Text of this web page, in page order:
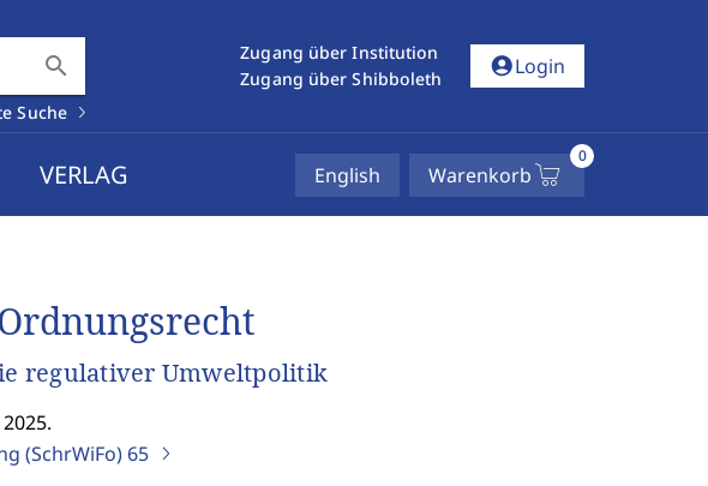
search
Suche
Zugang über Institution
Zugang über Shibboleth
account_circleLogin
VERLAG English Warenkorb
0
regulativer Umweltpolitik
(SchrWiFo) 65